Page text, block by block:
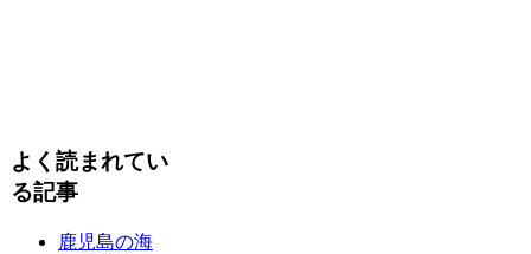
よく読まれてい
る記事
鹿児島の海